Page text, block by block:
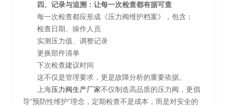
四、记录与追溯：让每一次检查都有据可查
每一次检查都应形成《压力阀维护档案》，包含：
检查日期、操作人员
实测压力值、调整记录
更换部件清单
下次检查建议时间
这不仅是管理要求，更是故障分析的重要依据。
上海压力阀生产厂家不仅制造高品质的压力阀，更倡
导“预防性维护”理念，定期检查不是成本，而是对安全的